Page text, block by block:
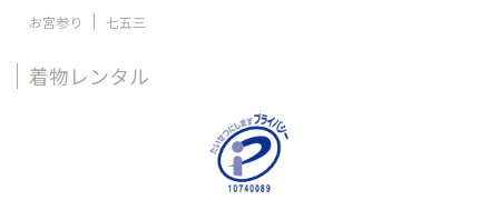
お宮参り 七五三
着物レンタル